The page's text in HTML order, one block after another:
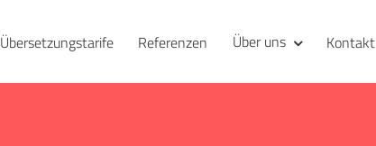
Übersetzungstarife Referenzen Über uns Kontakt